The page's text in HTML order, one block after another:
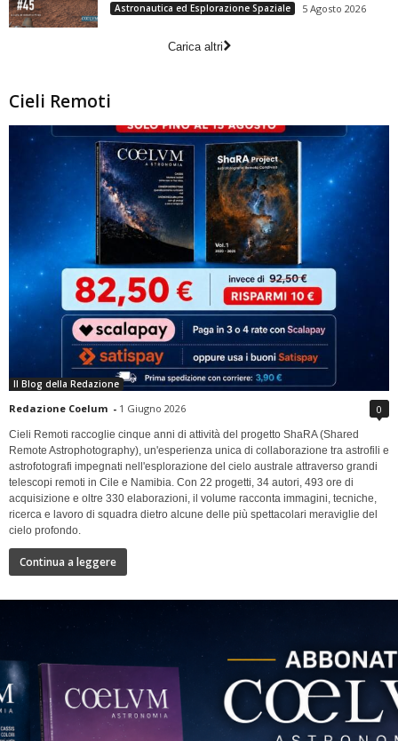
Astronautica ed Esplorazione Spaziale 5 Agosto 2026
Carica altri
Cieli Remoti
Il Blog della Redazione
Redazione Coelum - 1 Giugno 2026 0
Cieli Remoti raccoglie cinque anni di attività del progetto ShaRA (Shared
Remote Astrophotography), un'esperienza unica di collaborazione tra astrofili e
astrofotografi impegnati nell'esplorazione del cielo australe attraverso grandi
telescopi remoti in Cile e Namibia. Con 22 progetti, 34 autori, 493 ore di
acquisizione e oltre 330 elaborazioni, il volume racconta immagini, tecniche,
ricerca e lavoro di squadra dietro alcune delle più spettacolari meraviglie del
cielo profondo.
Continua a leggere